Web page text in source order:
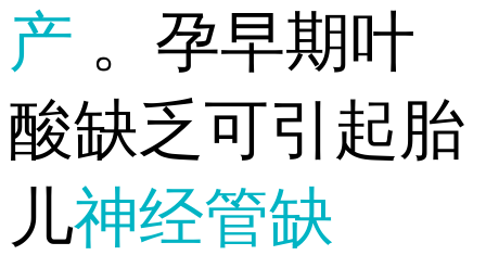
产 。孕早期叶
酸缺乏可引起胎
儿神经管缺